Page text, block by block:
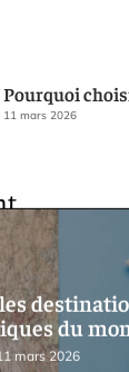
Pourquoi
11 mars 2026
du
mars 2026